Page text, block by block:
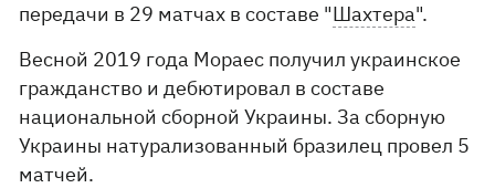
передачи в 29 матчах в составе "Шахтера".
Весной 2019 года Мораес получил украинское
гражданство и дебютировал в составе
национальной сборной Украины. За сборную
Украины натурализованный бразилец провел 5
матчей.